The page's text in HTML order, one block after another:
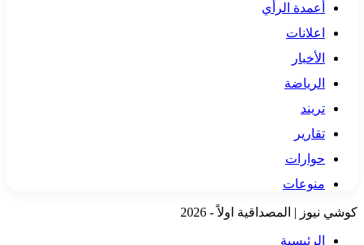
أعمدة الرأي
اعلانات
الأخبار
الرياضة
تريند
تقارير
حوارات
منوعات
كوشي نيوز | المصداقية اولاً - 2026
الرئيسية